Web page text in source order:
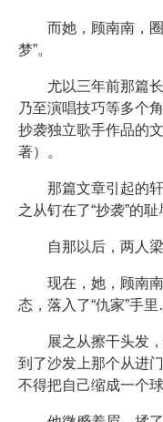
而她，顾南南，
梦”。
尤以三年前那篇
乃至演唱技巧等多个
抄袭独立歌手作品的
著）。
那篇文章引起的
之从钉在了“抄袭”的
自那以后，两人
现在，她，顾南
态，落入了“仇家”手
展之从擦干头发
到了沙发上那个从进
不得把自己缩成一个